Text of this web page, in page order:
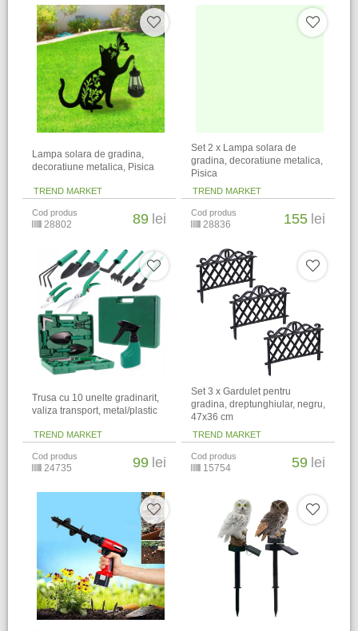
Lampa solara de gradina,
decoratiune metalica, Pisica
TREND MARKET
Cod produs
28802 89 lei
Set 2 x Lampa solara de
gradina, decoratiune metalica,
Pisica
TREND MARKET
Cod produs
28836 155 lei
Trusa cu 10 unelte gradinarit,
valiza transport, metal/plastic
TREND MARKET
Cod produs
24735 99 lei
Set 3 x Gardulet pentru
gradina, dreptunghiular, negru,
47x36 cm
TREND MARKET
Cod produs
15754 59 lei